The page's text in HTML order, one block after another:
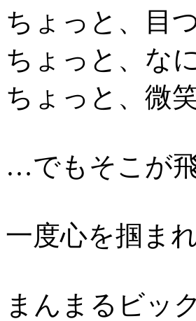
ちょっと、目
ちょっと、な
ちょっと、微
…でもそこが
一度心を掴ま
まんまるビッ